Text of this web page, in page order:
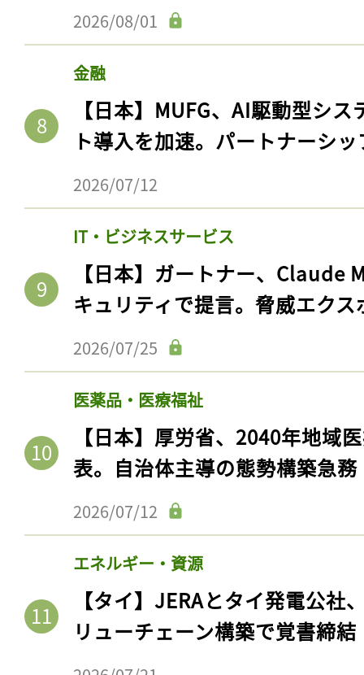
2026/08/01
金融
【日本】MUFG、AI駆動型シ
ト導入を加速。パートナーシ
2026/07/12
IT・ビジネスサービス
【日本】ガートナー、Claude
キュリティで提言。脅威エク
2026/07/25
医薬品・医療福祉
【日本】厚労省、2040年地域
表。自治体主導の態勢構築急務
2026/07/12
エネルギー・資源
【タイ】JERAとタイ発電公社
リューチェーン構築で覚書締結
ログイン
会員登録